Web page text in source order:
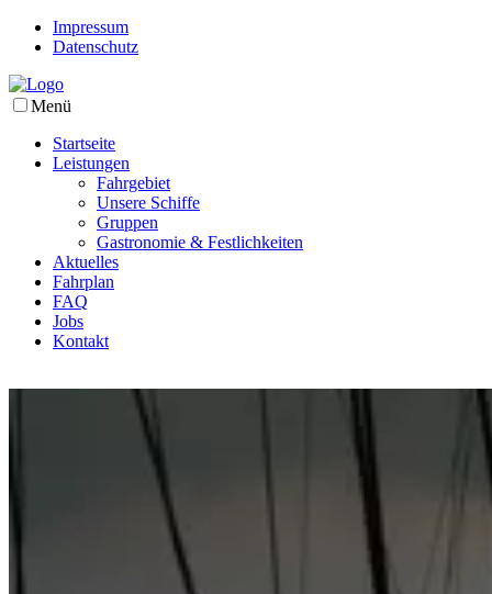
Impressum
Datenschutz
Menü
Startseite
Leistungen
Fahrgebiet
Unsere Schiffe
Gruppen
Gastronomie & Festlichkeiten
Aktuelles
Fahrplan
FAQ
Jobs
Kontakt